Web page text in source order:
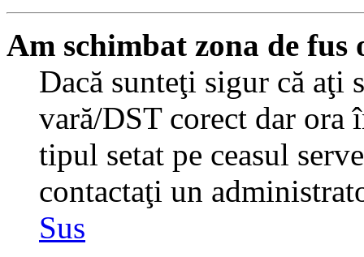
Am schimbat zona de
Dacă sunteţi sigur că aţi
vară/DST corect dar ora
tipul setat pe ceasul
contactaţi un
Sus